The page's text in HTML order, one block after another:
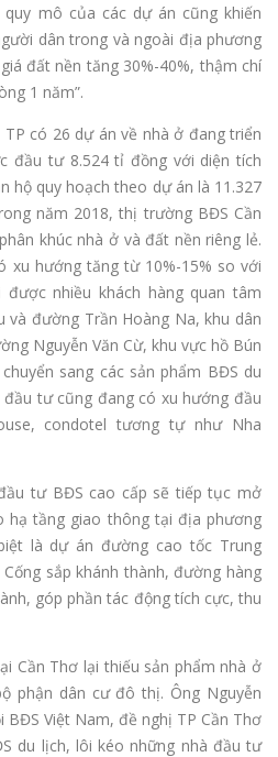
mô của các dự án cũng khiến
dân trong và ngoài địa phương
đất nền tăng 30%-40%, thậm chí
1 năm”.
có 26 dự án về nhà ở đang triển
đầu tư 8.524 tỉ đồng với diện tích
hộ quy hoạch theo dự án là 11.327
năm 2018, thị trường BĐS Cần
khúc nhà ở và đất nền riêng lẻ.
xu hướng tăng từ 10%-15% so với
nhiều khách hàng quan tâm
và đường Trần Hoàng Na, khu dân
Nguyễn Văn Cừ, khu vực hồ Bún
sang các sản phẩm BĐS du
tư cũng đang có xu hướng đầu
condotel tương tự như Nha
tư BĐS cao cấp sẽ tiếp tục mở
hạ tầng giao thông tại địa phương
là dự án đường cao tốc Trung
sắp khánh thành, đường hàng
góp phần tác động tích cực, thu
Cần Thơ lại thiếu sản phẩm nhà ở
phận dân cư đô thị. Ông Nguyễn
BĐS Việt Nam, đề nghị TP Cần Thơ
du lịch, lôi kéo những nhà đầu tư